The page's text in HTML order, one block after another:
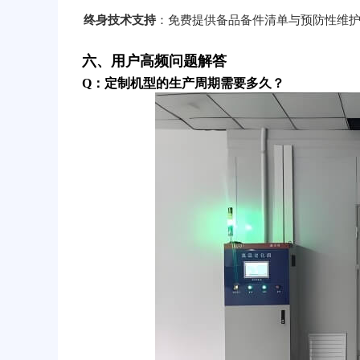
终身技术支持：免费提供备品备件清单与预防性维
六、用户高频问题解答
Q：定制机型的生产周期需要多久？